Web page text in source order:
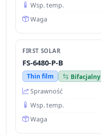
Wsp. temp.
Waga
FIRST SOLAR
FS-6480-P-B
Thin film
Bifacjalny
Sprawność
Wsp. temp.
Waga